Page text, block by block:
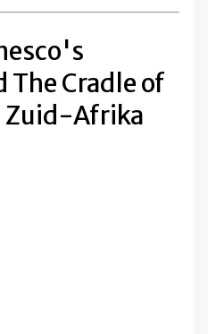
Cradle of
Zuid-Afrika